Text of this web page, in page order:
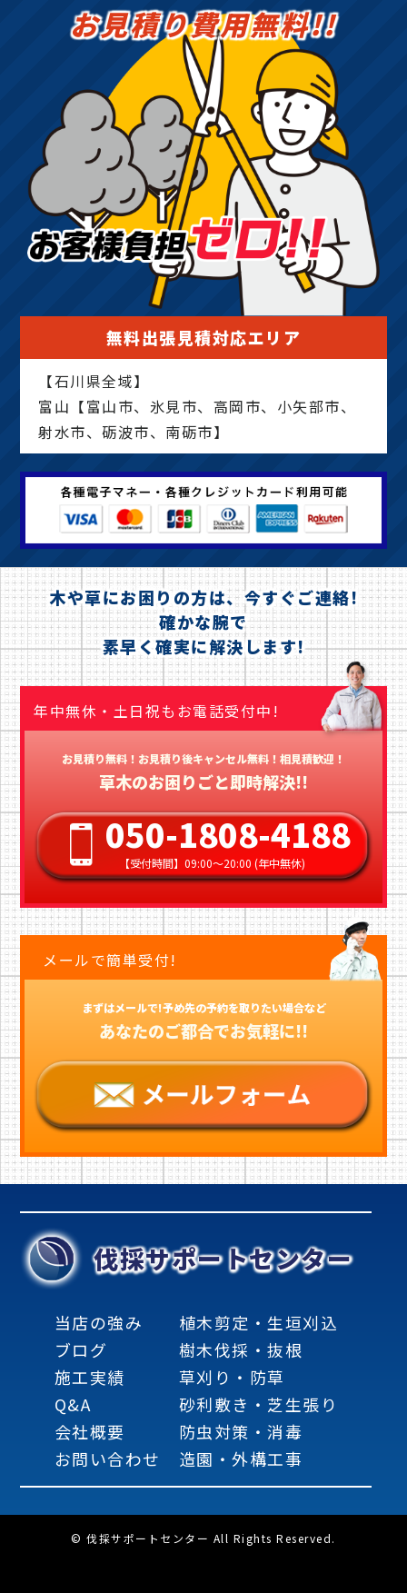
お見積り費用無料!!
無料出張見積対応エリア
【石川県全域】
富山【富山市、氷見市、高岡市、小矢部市、
射水市、砺波市、南砺市】
木や草にお困りの方は、今すぐご連絡!
確かな腕で
素早く確実に解決します!
年中無休・土日祝もお電話受付中!
お見積り無料！お見積り後キャンセル無料！相見積歓迎！
草木のお困りごと即時解決!!
050-1808-4188
【受付時間】09:00〜20:00 (年中無休)
メールで簡単受付!
まずはメールで!予め先の予約を取りたい場合など
あなたのご都合でお気軽に!!
伐採サポートセンター
当店の強み
ブログ
施工実績
Q&A
会社概要
お問い合わせ
植木剪定・生垣刈込
樹木伐採・抜根
草刈り・防草
砂利敷き・芝生張り
防虫対策・消毒
造園・外構工事
© 伐採サポートセンター All Rights Reserved.